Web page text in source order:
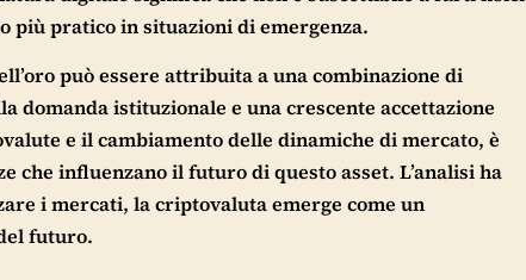
più pratico in situazioni di emergenza.
può essere attribuita a una combinazione di
istituzionale e una crescente accettazione
e il cambiamento delle dinamiche di mercato, è
influenzano il futuro di questo asset. L’analisi ha
i mercati, la criptovaluta emerge come un
futuro.